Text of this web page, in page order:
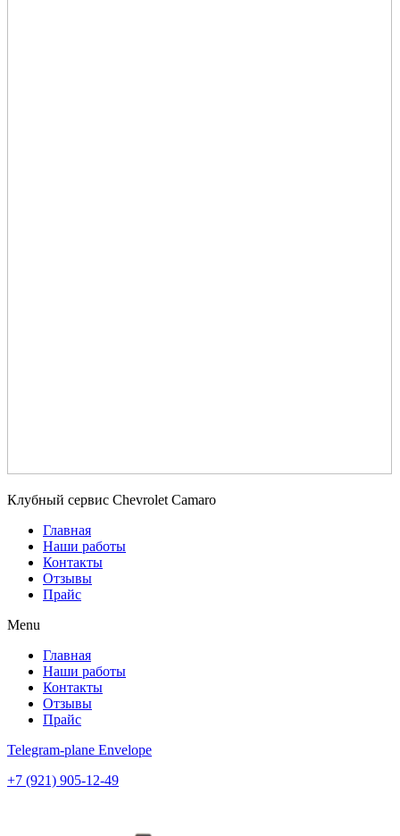
Клубный сервис Chevrolet Camaro
Главная
Наши работы
Контакты
Отзывы
Прайс
Menu
Главная
Наши работы
Контакты
Отзывы
Прайс
Telegram-plane Envelope
+7 (921) 905-12-49